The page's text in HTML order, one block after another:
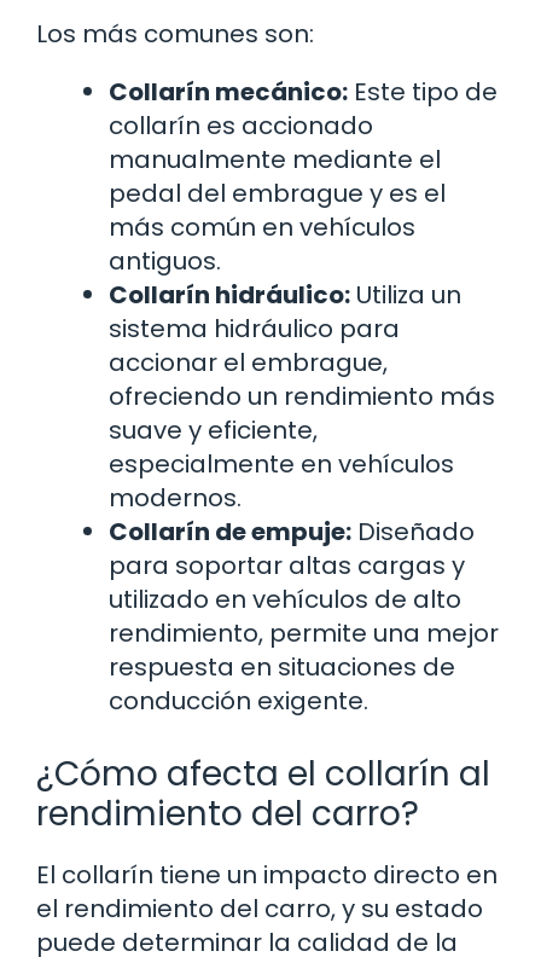
Los más comunes son:
Collarín mecánico: Este tipo de
collarín es accionado
manualmente mediante el
pedal del embrague y es el
más común en vehículos
antiguos.
Collarín hidráulico: Utiliza un
sistema hidráulico para
accionar el embrague,
ofreciendo un rendimiento más
suave y eficiente,
especialmente en vehículos
modernos.
Collarín de empuje: Diseñado
para soportar altas cargas y
utilizado en vehículos de alto
rendimiento, permite una mejor
respuesta en situaciones de
conducción exigente.
¿Cómo afecta el collarín al
rendimiento del carro?
El collarín tiene un impacto directo en
el rendimiento del carro, y su estado
puede determinar la calidad de la